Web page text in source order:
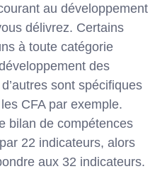
au développement
délivrez. Certains
à toute catégorie
des
sont spécifiques
CFA par exemple.
bilan de compétences
22 indicateurs, alors
aux 32 indicateurs.